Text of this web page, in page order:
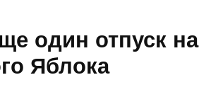
один отпуск на
Яблока